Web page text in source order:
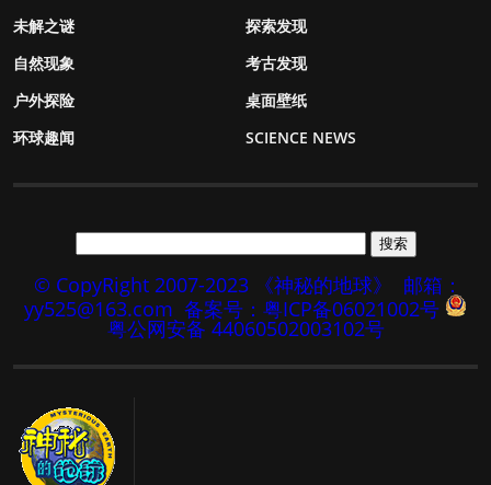
未解之谜
探索发现
自然现象
考古发现
户外探险
桌面壁纸
环球趣闻
SCIENCE NEWS
© CopyRight 2007-2023 《神秘的地球》
邮箱：
yy525@163.com 备案号：粤ICP备06021002号
粤公网安备 44060502003102号